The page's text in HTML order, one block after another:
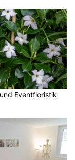
Eventfloristik